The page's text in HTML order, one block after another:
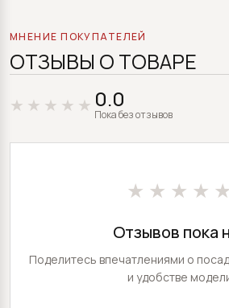
МНЕНИЕ ПОКУПАТЕЛЕЙ
ОТЗЫВЫ О ТОВАРЕ
0.0
Пока без отзывов
★★★★★
Отзывов пока
Поделитесь впечатлениями о
и удобстве